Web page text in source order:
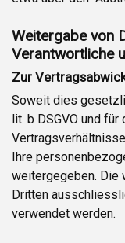
Weitergabe von
Verantwortliche
Zur
Soweit dies
lit. b DSGVO und
Ihre
weitergegeben. Die
Dritten
verwendet werden.